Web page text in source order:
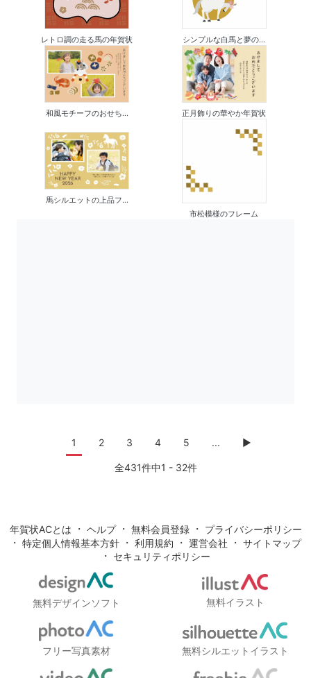
レトロ調の走る馬の年賀状 シンプルな白馬と夢の...
和風モチーフのおせち... 正月飾りの華やか年賀状
馬シルエットの上品フ...
市松模様のフレーム
1 2 3 4 5 ... ▶
全431件中1 - 32件
年賀状ACとは ・ ヘルプ・ 無料会員登録・ プライバシーポリシー
・ 特定個人情報基本方針 ・ 利用規約 ・ 運営会社 ・ サイトマップ
・ セキュリティポリシー
無料デザインソフト 無料イラスト
フリー写真素材 無料シルエットイラスト